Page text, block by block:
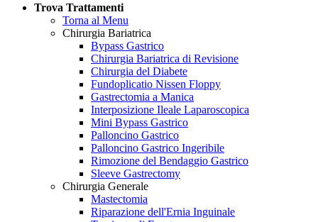
Trova Trattamenti
Torna al Menu
Chirurgia Bariatrica
Bypass Gastrico
Chirurgia Bariatrica di Revisione
Chirurgia del Diabete
Fundoplicatio Nissen Floppy
Gastrectomia a Manica
Interposizione Ileale Laparoscopica
Mini Bypass Gastrico
Palloncino Gastrico
Palloncino Gastrico Ingeribile
Rimozione del Bendaggio Gastrico
Sleeve Gastrectomy
Chirurgia Generale
Mastectomia
Riparazione dell'Ernia Inguinale